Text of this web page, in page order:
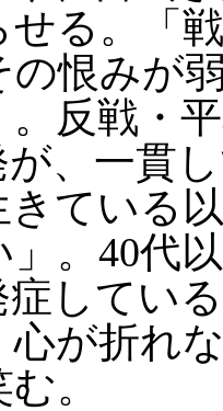
せる。「
の恨みが
。反戦・
、一貫
ている
」。40代
してい
心が折れ
。